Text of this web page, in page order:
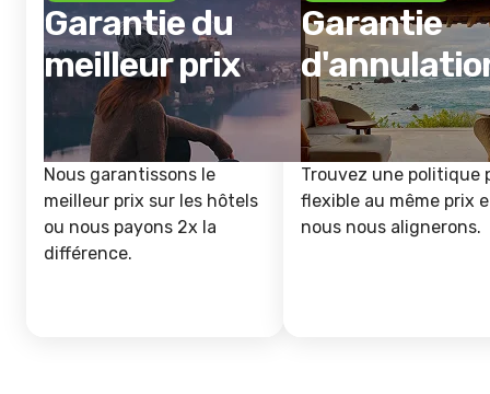
Garantie du
meilleur prix
Nous garantissons le
meilleur prix sur les hôtels
ou nous payons 2x la
différence.
Garantie
Trouvez une politique
flexible au même prix
nous nous alignerons.